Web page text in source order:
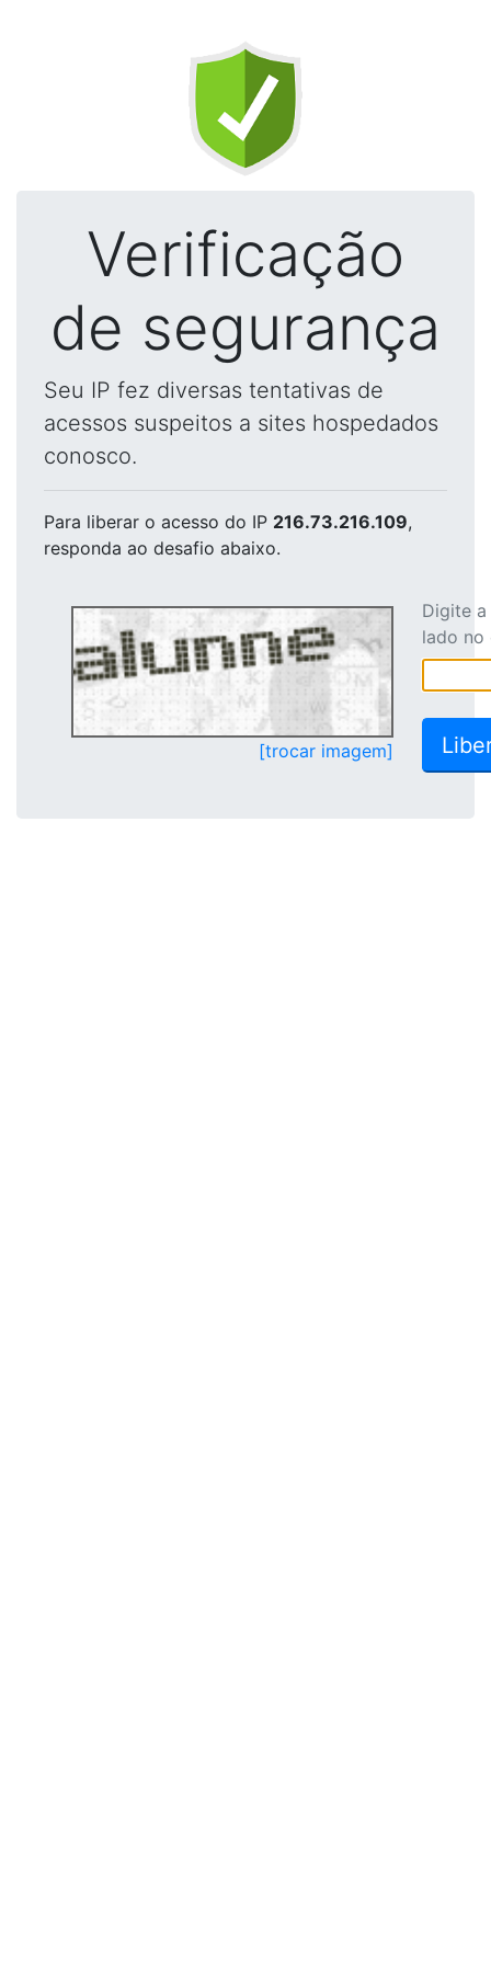
Verificação
de segurança
Seu IP fez diversas tentativas de
acessos suspeitos a sites hospedados
conosco.
Para liberar o acesso do IP 216.73.216.109,
responda ao desafio abaixo.
[trocar imagem]
Digite
lado no